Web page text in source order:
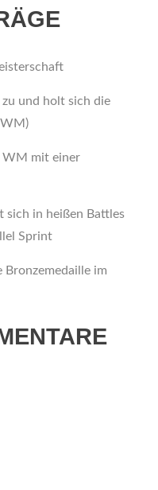
und holt sich die
WM mit einer
sich in heißen Battles
Sprint
im